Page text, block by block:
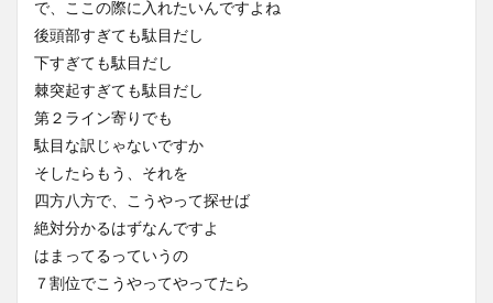
で、ここの際に入れたいんですよね
後頭部すぎても駄目だし
下すぎても駄目だし
棘突起すぎても駄目だし
第２ライン寄りでも
駄目な訳じゃないですか
そしたらもう、それを
四方八方で、こうやって探せば
絶対分かるはずなんですよ
はまってるっていうの
７割位でこうやってやってたら